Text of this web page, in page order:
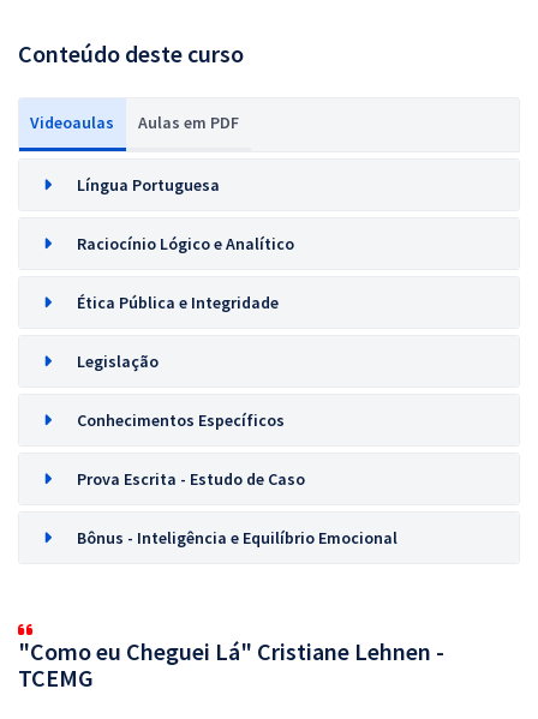
Conteúdo deste curso
Videoaulas Aulas em PDF
Língua Portuguesa
Raciocínio Lógico e Analítico
Ética Pública e Integridade
Legislação
Conhecimentos Específicos
Prova Escrita - Estudo de Caso
Bônus - Inteligência e Equilíbrio Emocional
"Como eu Cheguei Lá" Cristiane Lehnen -
TCEMG